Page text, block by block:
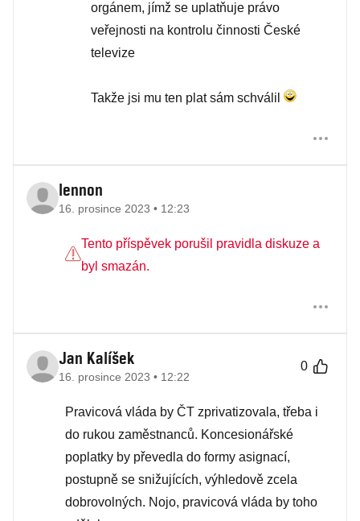
orgánem, jímž se uplatňuje právo
veřejnosti na kontrolu činnosti České
televize
Takže jsi mu ten plat sám schválil
lennon
16. prosince 2023 • 12:23
Tento příspěvek porušil pravidla diskuze a
byl smazán.
Jan Kalíšek
16. prosince 2023 • 12:22
0
Pravicová vláda by ČT zprivatizovala, třeba i
do rukou zaměstnanců. Koncesionářské
poplatky by převedla do formy asignací,
postupně se snižujících, výhledově zcela
dobrovolných. Nojo, pravicová vláda by toho